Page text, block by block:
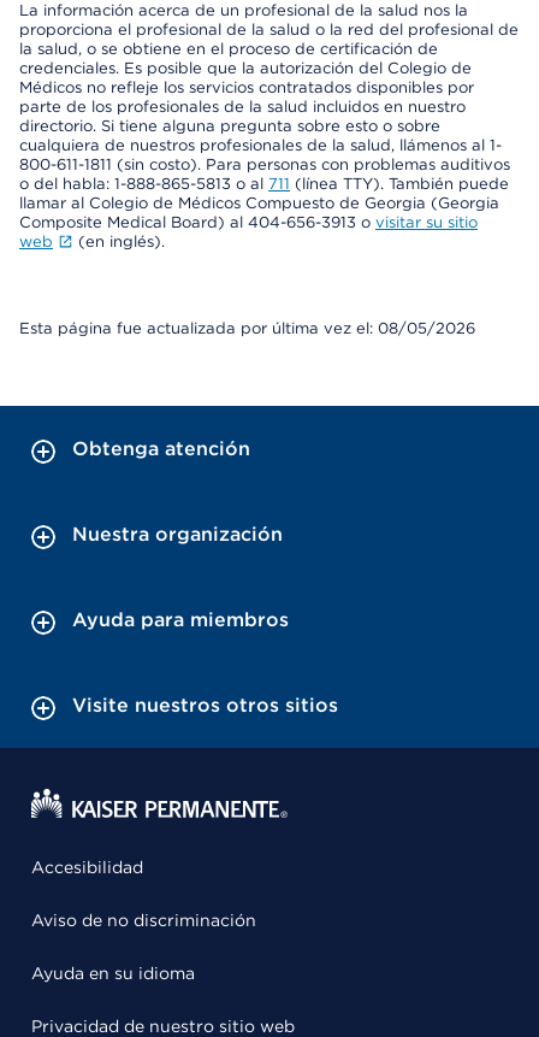
La información acerca de un profesional de la salud nos la
proporciona el profesional de la salud o la red del profesional de
la salud, o se obtiene en el proceso de certificación de
credenciales. Es posible que la autorización del Colegio de
Médicos no refleje los servicios contratados disponibles por
parte de los profesionales de la salud incluidos en nuestro
directorio. Si tiene alguna pregunta sobre esto o sobre
cualquiera de nuestros profesionales de la salud, llámenos al 1-
800-611-1811 (sin costo). Para personas con problemas auditivos
o del habla: 1-888-865-5813 o al 711 (línea TTY). También puede
llamar al Colegio de Médicos Compuesto de Georgia (Georgia
Composite Medical Board) al 404-656-3913 o visitar su sitio
web
(en inglés).
Esta página fue actualizada por última vez el: 08/05/2026
Obtenga atención
Nuestra organización
Ayuda para miembros
Visite nuestros otros sitios
Accesibilidad
Aviso de no discriminación
Ayuda en su idioma
Privacidad de nuestro sitio web